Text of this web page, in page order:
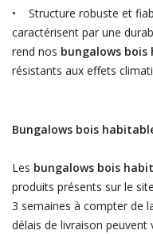
• Structure robuste et
caractérisent par une
rend nos bungalows bois
résistants aux effets
Bungalows bois
Les bungalows bois
produits présents sur le
3 semaines à compter de
délais de livraison